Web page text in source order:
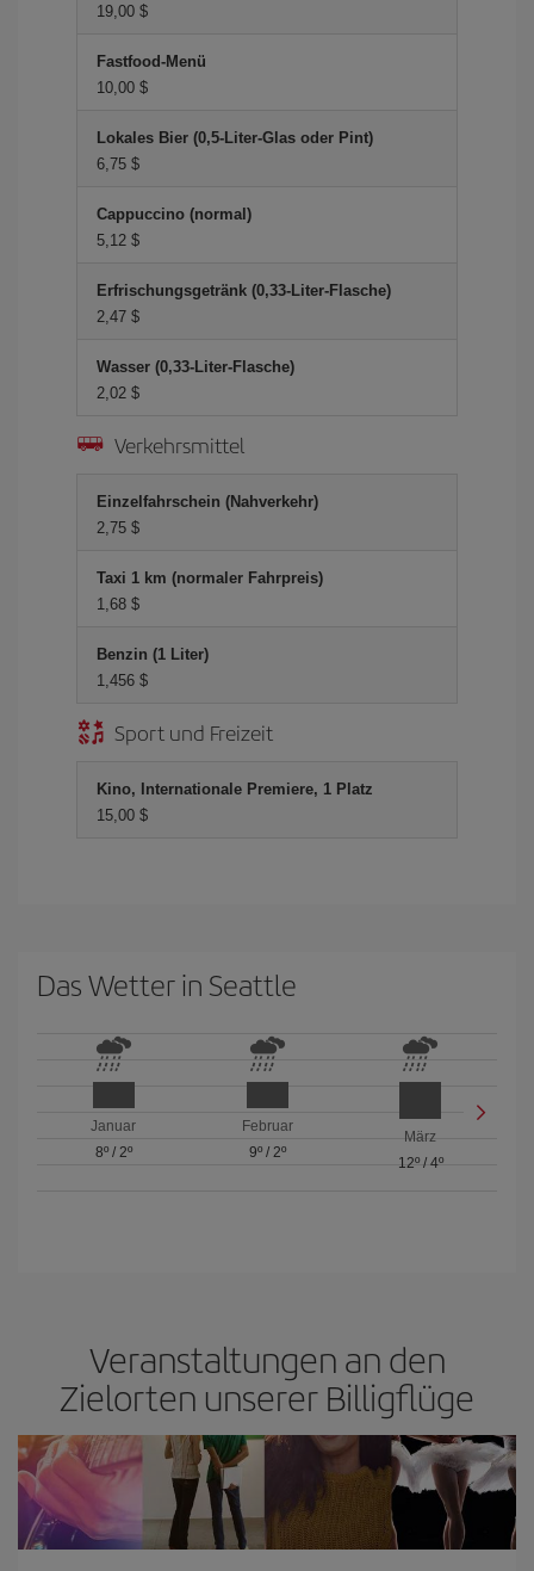
19,00 $
Fastfood-Menü
10,00 $
Lokales Bier (0,5-Liter-Glas oder Pint)
6,75 $
Cappuccino (normal)
5,12 $
Erfrischungsgetränk (0,33-Liter-Flasche)
2,47 $
Wasser (0,33-Liter-Flasche)
2,02 $
Verkehrsmittel
Einzelfahrschein (Nahverkehr)
2,75 $
Taxi 1 km (normaler Fahrpreis)
1,68 $
Benzin (1 Liter)
1,456 $
Sport und Freizeit
Kino, Internationale Premiere, 1 Platz
15,00 $
Das Wetter in Seattle
Januar
8º/ 2º
Februar
9º/ 2º
März
12º/ 4º
Veranstaltungen an den
Zielorten unserer Billigflüge